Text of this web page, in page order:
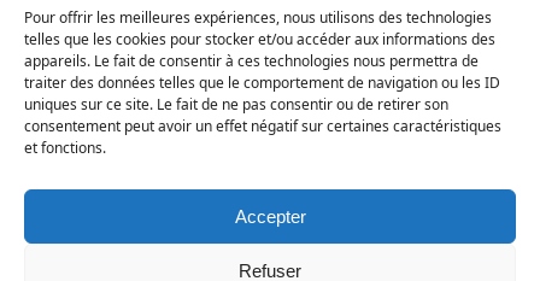
Pour offrir les meilleures expériences, nous utilisons des technologies
telles que les cookies pour stocker et/ou accéder aux informations des
appareils. Le fait de consentir à ces technologies nous permettra de
traiter des données telles que le comportement de navigation ou les ID
uniques sur ce site. Le fait de ne pas consentir ou de retirer son
consentement peut avoir un effet négatif sur certaines caractéristiques
et fonctions.
Accepter
Refuser
ornementation de la paroi cellulaire